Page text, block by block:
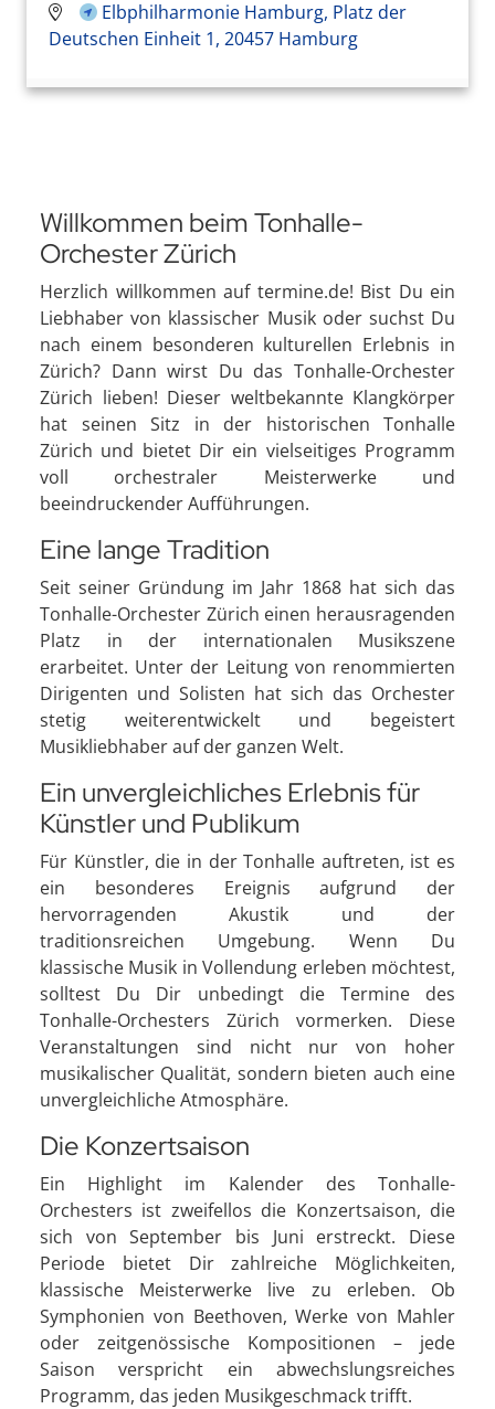
Elbphilharmonie Hamburg, Platz der
Deutschen Einheit 1, 20457 Hamburg
Willkommen beim Tonhalle-
Orchester Zürich
Herzlich willkommen auf termine.de! Bist Du ein
Liebhaber von klassischer Musik oder suchst Du
nach einem besonderen kulturellen Erlebnis in
Zürich? Dann wirst Du das Tonhalle-Orchester
Zürich lieben! Dieser weltbekannte Klangkörper
hat seinen Sitz in der historischen Tonhalle
Zürich und bietet Dir ein vielseitiges Programm
voll orchestraler Meisterwerke und
beeindruckender Aufführungen.
Eine lange Tradition
Seit seiner Gründung im Jahr 1868 hat sich das
Tonhalle-Orchester Zürich einen herausragenden
Platz in der internationalen Musikszene
erarbeitet. Unter der Leitung von renommierten
Dirigenten und Solisten hat sich das Orchester
stetig weiterentwickelt und begeistert
Musikliebhaber auf der ganzen Welt.
Ein unvergleichliches Erlebnis für
Künstler und Publikum
Für Künstler, die in der Tonhalle auftreten, ist es
ein besonderes Ereignis aufgrund der
hervorragenden Akustik und der
traditionsreichen Umgebung. Wenn Du
klassische Musik in Vollendung erleben möchtest,
solltest Du Dir unbedingt die Termine des
Tonhalle-Orchesters Zürich vormerken. Diese
Veranstaltungen sind nicht nur von hoher
musikalischer Qualität, sondern bieten auch eine
unvergleichliche Atmosphäre.
Die Konzertsaison
Ein Highlight im Kalender des Tonhalle-
Orchesters ist zweifellos die Konzertsaison, die
sich von September bis Juni erstreckt. Diese
Periode bietet Dir zahlreiche Möglichkeiten,
klassische Meisterwerke live zu erleben. Ob
Symphonien von Beethoven, Werke von Mahler
oder zeitgenössische Kompositionen – jede
Saison verspricht ein abwechslungsreiches
Programm, das jeden Musikgeschmack trifft.